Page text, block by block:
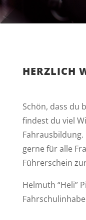
HERZLICH
Schön, dass du
findest du viel
gerne für alle
Führerschein
Helmuth “Heli”